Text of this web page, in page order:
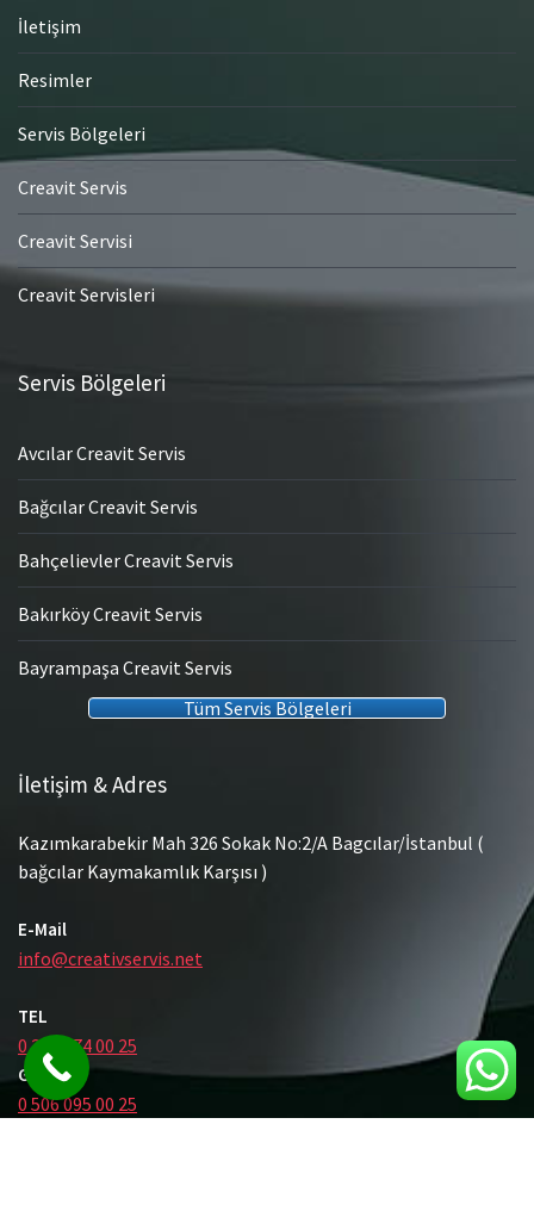
İletişim
Resimler
Servis Bölgeleri
Creavit Servis
Creavit Servisi
Creavit Servisleri
Servis Bölgeleri
Avcılar Creavit Servis
Bağcılar Creavit Servis
Bahçelievler Creavit Servis
Bakırköy Creavit Servis
Bayrampaşa Creavit Servis
Tüm Servis Bölgeleri
İletişim & Adres
Kazımkarabekir Mah 326 Sokak No:2/A Bagcılar/İstanbul (
bağcılar Kaymakamlık Karşısı )
E-Mail
info@creativservis.net
TEL
0 212 474 00 25
GSM
0 506 095 00 25